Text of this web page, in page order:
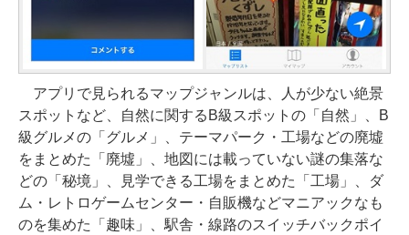
アプリで見られるマップジャンルは、人が少ない絶景
スポットなど、自然に関するB級スポットの「自然」、B
級グルメの「グルメ」、テーマパーク・工場などの廃墟
をまとめた「廃墟」、地図には載っていない謎の集落な
どの「秘境」、見学できる工場をまとめた「工場」、ダ
ム・レトロゲームセンター・自販機などマニアックなも
のを集めた「趣味」、駅舎・線路のスイッチバックポイ